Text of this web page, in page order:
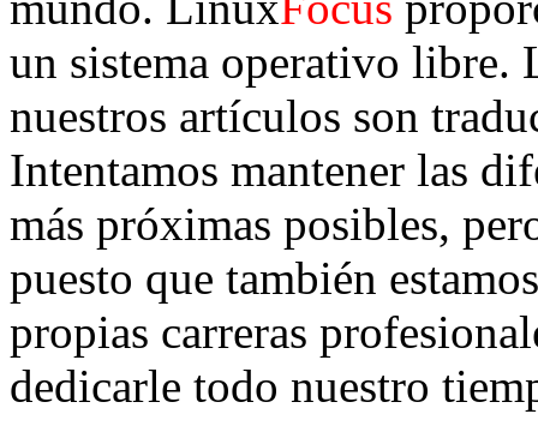
un sistema operativo libre.
nuestros artículos son
Intentamos mantener las
más próximas posibles,
puesto que también
propias carreras
dedicarle todo nuestro